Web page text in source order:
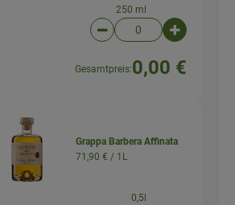
250 ml
Artikelanzahl
Gesamtpreis:0,00 €
Grappa Barbera Affinata
71,90 € / 1L
0,5l